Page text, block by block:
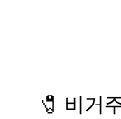
🧷 비거